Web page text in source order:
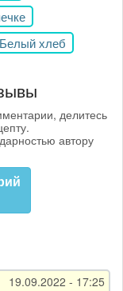
Белый хлеб
делитесь
автору
19.09.2022 - 17:25